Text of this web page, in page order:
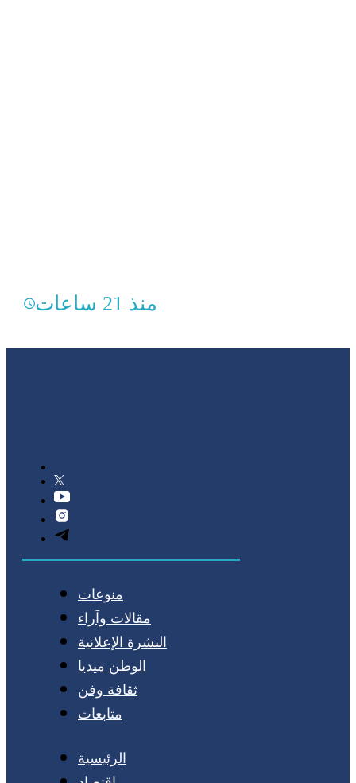
منذ 21 ساعات
منوعات
مقالات وآراء
النشرة الإعلانية
الوطن ميديا
ثقافة وفن
متابعات
الرئيسية